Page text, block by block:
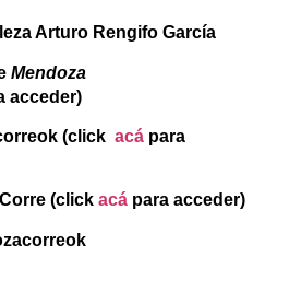
Arturo Rengifo García
Mendoza
acceder)
(click acápara
(click acápara acceder)